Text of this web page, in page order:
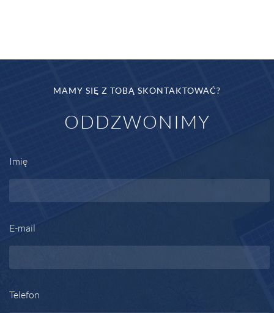
MAMY SIĘ Z TOBĄ SKONTAKTOWAĆ?
ODDZWONIMY
Imię
E-mail
Telefon